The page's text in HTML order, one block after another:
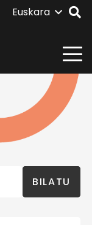
Euskara
BILATU